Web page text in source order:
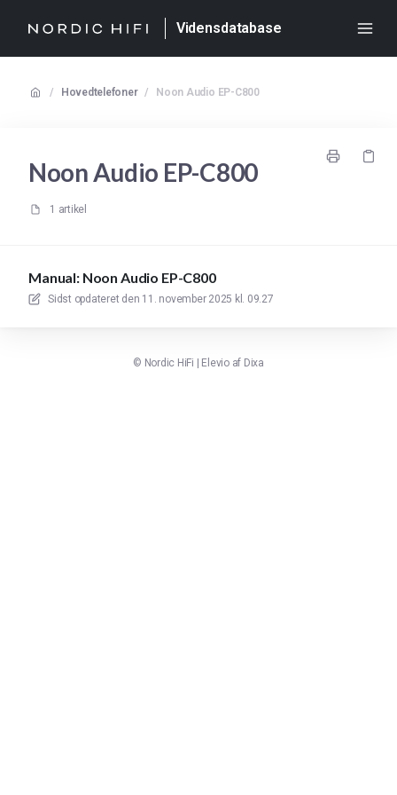
Vidensdatabase
/ Hovedtelefoner / Noon Audio EP-C800
Noon Audio EP-C800
1 artikel
Manual: Noon Audio EP-C800
Sidst opdateret den 11. november 2025 kl. 09.27
© Nordic HiFi Elevio af Dixa